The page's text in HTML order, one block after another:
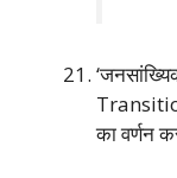
का वर्णन